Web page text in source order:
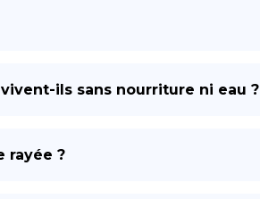
ils sans nourriture ni eau ?
rayée ?